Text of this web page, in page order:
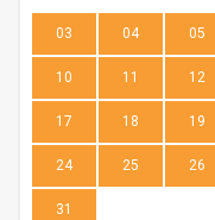
03 04 05
10 11 12
17 18 19
24 25 26
31